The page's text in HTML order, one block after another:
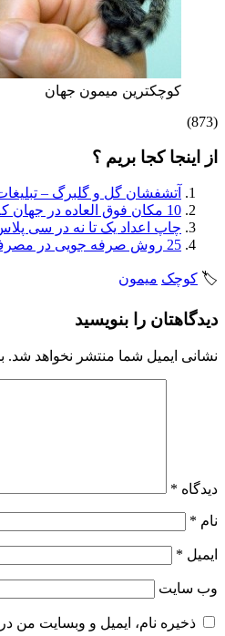
کوچکترین میمون جهان
(873)
از اینجا کجا بریم ؟
آتشفشان گل و گلبرگ –
10 مکان فوق العاده در جهان که شاید ندیده باشید …
چاپ اعداد یک تا نه در سی
25 روش صرفه جویی در مصرف آب
🏷️ کوچک میمون
دیدگاهتان را بنویسید
نشانی ایمیل شما منتشر نخواهد شد.
دیدگاه *
نام *
ایمیل *
وب‌ سایت
ذخیره نام، ایمیل و وبسایت من